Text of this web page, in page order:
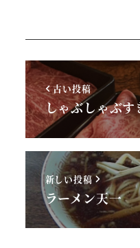
古い投稿
しゃぶしゃぶす
新しい投稿
ラーメン天一